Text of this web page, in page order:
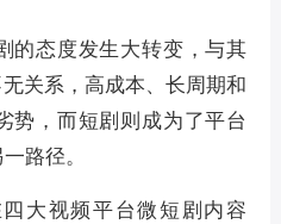
的态度发生大转变，与其
关系， 高成本、长周期和
势，而短剧则成为了平台
路径。
大视频平台微短剧内容